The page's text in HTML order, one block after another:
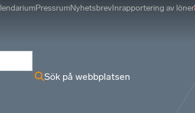
PressrumNyhetsbrevInrapportering av löner
Sök på webbplatsen